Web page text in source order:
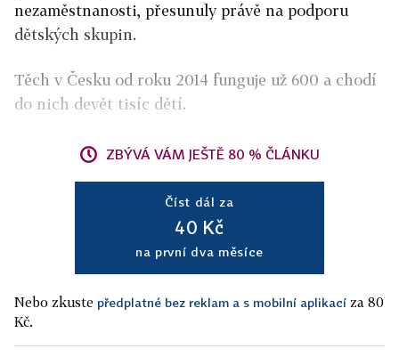
nezaměstnanosti, přesunuly právě na podporu
dětských skupin.
Těch v Česku od roku 2014 funguje už 600 a chodí
do nich devět tisíc dětí.
ZBÝVÁ VÁM JEŠTĚ 80 % ČLÁNKU
Číst dál za
40 Kč
na první dva měsíce
Nebo zkuste předplatné bez reklam a s mobilní aplikací za 80
Kč.